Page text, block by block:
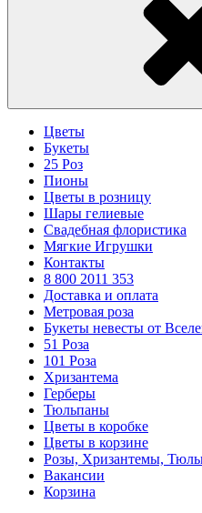
Цветы
Букеты
25 Роз
Пионы
Цветы в розницу
Шары гелиевые
Свадебная флористика
Мягкие Игрушки
Контакты
8 800 2011 353
Доставка и оплата
Метровая роза
Букеты невесты от
51 Роза
101 Роза
Хризантема
Герберы
Тюльпаны
Цветы в коробке
Цветы в корзине
Розы, Хризантемы,
Вакансии
Корзина